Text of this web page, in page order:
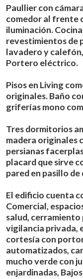
Paullier con
comedor al frente
iluminación.
revestimientos de
lavadero y
Portero eléctrico.
Pisos en Living
originales. Baño
griferías mono
Tres dormitorios
madera originales
persianas
placard que sirve
pared en pasillo
El edificio cuenta
Comercial,
salud,
vigilancia privada,
cortesía con
automatizados,
mucho verde con
enjardinadas,